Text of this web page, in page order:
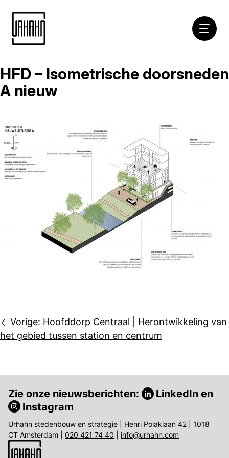
Naar
inhoud
HFD – Isometrische doorsneden
A nieuw
Bericht
navigatie
Vorige: Hoofddorp Centraal | Herontwikkeling van
het gebied tussen station en centrum
Zie onze nieuwsberichten: LinkedIn en
Instagram
Urhahn stedenbouw en strategie | Henri Polaklaan 42 | 1018
CT Amsterdam | 020 421 74 40 info@urhahn.com